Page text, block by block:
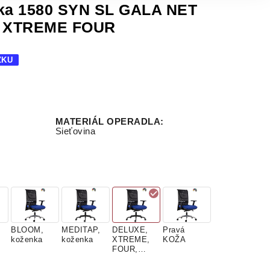
1580 SYN SL GALA NET
FOUR
MATERIÁL OPERADLA:
Sieťovina
BLOOM,
koženka
MEDITAP,
koženka
DELUXE,
XTREME,
FOUR,
Pravá
KOŽA